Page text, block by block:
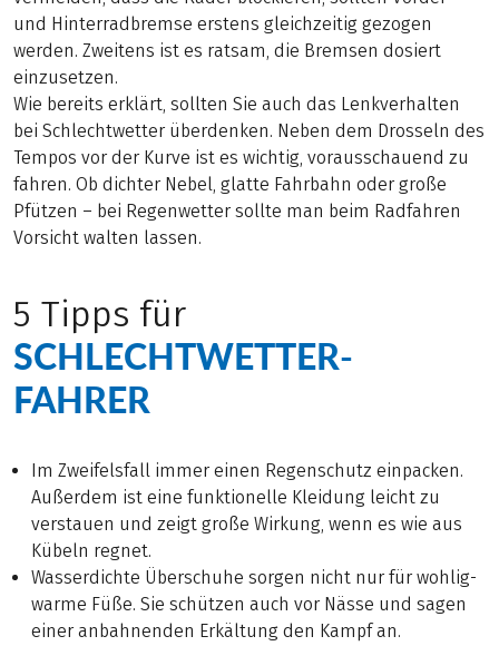
und Hinterradbremse erstens gleichzeitig gezogen
werden. Zweitens ist es ratsam, die Bremsen dosiert
einzusetzen.
Wie bereits erklärt, sollten Sie auch das Lenkverhalten
bei Schlechtwetter überdenken. Neben dem Drosseln des
Tempos vor der Kurve ist es wichtig, vorausschauend zu
fahren. Ob dichter Nebel, glatte Fahrbahn oder große
Pfützen – bei Regenwetter sollte man beim Radfahren
Vorsicht walten lassen.
5 Tipps für
SCHLECHTWETTER-
FAHRER
Im Zweifelsfall immer einen Regenschutz einpacken.
Außerdem ist eine funktionelle Kleidung leicht zu
verstauen und zeigt große Wirkung, wenn es wie aus
Kübeln regnet.
Wasserdichte Überschuhe sorgen nicht nur für wohlig-
warme Füße. Sie schützen auch vor Nässe und sagen
einer anbahnenden Erkältung den Kampf an.